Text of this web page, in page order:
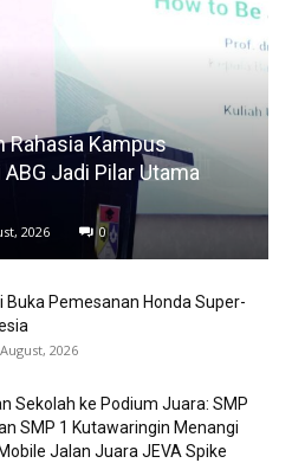
Rahasia Kampus
Jadi Pilar Utama
2026 0
Buka Pemesanan Honda Super-
2026
Sekolah ke Podium Juara: SMP
SMP 1 Kutawaringin Menangi
Jalan Juara JEVA Spike